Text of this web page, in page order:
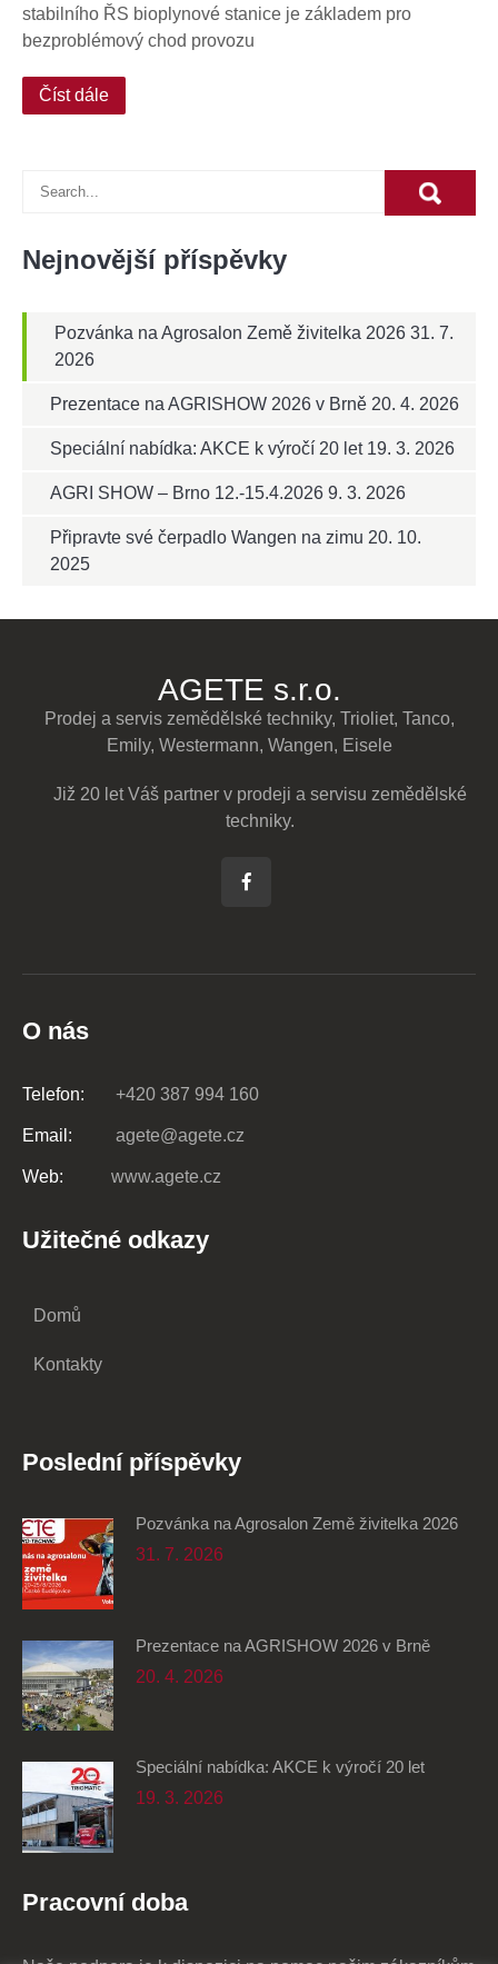
stabilního ŘS bioplynové stanice je základem pro
bezproblémový chod provozu
Číst dále
Nejnovější příspěvky
Pozvánka na Agrosalon Země živitelka 2026 31. 7.
2026
Prezentace na AGRISHOW 2026 v Brně 20. 4. 2026
Speciální nabídka: AKCE k výročí 20 let 19. 3. 2026
AGRI SHOW – Brno 12.-15.4.2026 9. 3. 2026
Připravte své čerpadlo Wangen na zimu 20. 10.
2025
AGETE s.r.o.
Prodej a servis zemědělské techniky, Trioliet, Tanco,
Emily, Westermann, Wangen, Eisele
Již 20 let Váš partner v prodeji a servisu zemědělské
techniky.
O nás
Telefon: +420 387 994 160
Email: agete@agete.cz
Web: www.agete.cz
Užitečné odkazy
Domů
Kontakty
Poslední příspěvky
Pozvánka na Agrosalon Země živitelka 2026
31. 7. 2026
Prezentace na AGRISHOW 2026 v Brně
20. 4. 2026
Speciální nabídka: AKCE k výročí 20 let
19. 3. 2026
Pracovní doba